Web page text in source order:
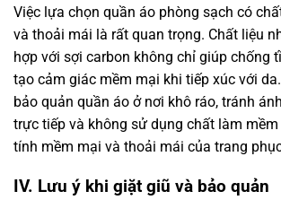
Việc lựa chọn quần áo phòng sạch có
và thoải mái là rất quan trọng. Chất liệu
hợp với sợi carbon không chỉ giúp chống
tạo cảm giác mềm mại khi tiếp xúc với
bảo quản quần áo ở nơi khô ráo, tránh
trực tiếp và không sử dụng chất làm
tính mềm mại và thoải mái của trang
IV. Lưu ý khi giặt giũ và bảo quản